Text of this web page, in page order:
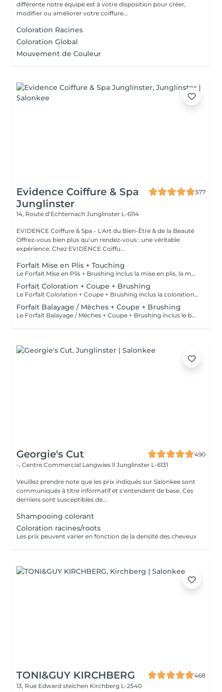
différente notre équipe est à votre disposition pour créer,
modifier ou améliorer votre coiffure...
Coloration Racines
Coloration Global
Mouvement de Couleur
Evidence Coiffure & Spa
Junglinster
577
14, Route d‘Echternach Junglinster L-6114
EVIDENCE Coiffure & Spa - L'Art du Bien-Être & de la Beauté
Offrez-vous bien plus qu'un rendez-vous : une véritable
expérience. Chez EVIDENCE Coiffu...
Forfait Mise en Plis + Touching
Le Forfait Mise en Plis + Brushing inclus la mise en plis, la mousse et le shampoing. Le prix pourra varier en fonction de la longueur des cheveux. Pour tout renseignement complémentaire, n'hésitez pas à nous appeler.
Forfait Coloration + Coupe + Brushing
Le Forfait Coloration + Coupe + Brushing inclus la coloration des racines, la coupe, le brushing et le shampoing. Le prix pourra varier en fonction de la longueur des cheveux. Pour tout renseignement complémentaire, n'hésitez pas à nous appeler.
Forfait Balayage / Mèches + Coupe + Brushing
Le Forfait Balayage / Mèches + Coupe + Brushing inclus le balayage, le traitement, la coupe, le brushing, le shampoing et le soin. Le prix pourra varier en fonction de la longueur des cheveux. Pour tout renseignement complémentaire, n'hésitez pas à nous appeler.
Georgie's Cut
490
-, Centre Commercial Langwies ll Junglinster L-6131
Veuillez prendre note que les prix indiqués sur Salonkee sont
communiqués à titre informatif et s'entendent de base. Ces
derniers sont susceptibles de...
Shampooing colorant
Coloration racines/roots
Les prix peuvent varier en fonction de la densité des cheveux
TONI&GUY KIRCHBERG
468
13, Rue Edward steichen Kirchberg L-2540